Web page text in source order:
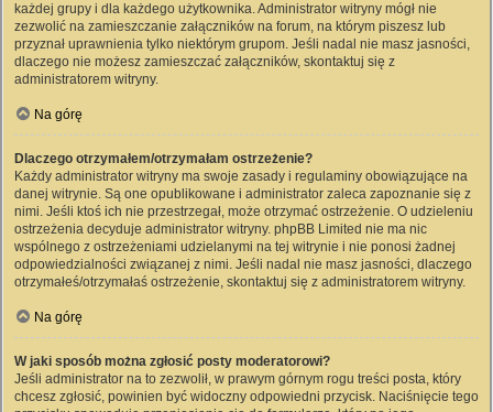
każdej grupy i dla każdego użytkownika. Administrator witryny mógł nie
zezwolić na zamieszczanie załączników na forum, na którym piszesz lub
przyznał uprawnienia tylko niektórym grupom. Jeśli nadal nie masz jasności,
dlaczego nie możesz zamieszczać załączników, skontaktuj się z
administratorem witryny.
Na górę
Dlaczego otrzymałem/otrzymałam ostrzeżenie?
Każdy administrator witryny ma swoje zasady i regulaminy obowiązujące na
danej witrynie. Są one opublikowane i administrator zaleca zapoznanie się z
nimi. Jeśli ktoś ich nie przestrzegał, może otrzymać ostrzeżenie. O udzieleniu
ostrzeżenia decyduje administrator witryny. phpBB Limited nie ma nic
wspólnego z ostrzeżeniami udzielanymi na tej witrynie i nie ponosi żadnej
odpowiedzialności związanej z nimi. Jeśli nadal nie masz jasności, dlaczego
otrzymałeś/otrzymałaś ostrzeżenie, skontaktuj się z administratorem witryny.
Na górę
W jaki sposób można zgłosić posty moderatorowi?
Jeśli administrator na to zezwolił, w prawym górnym rogu treści posta, który
chcesz zgłosić, powinien być widoczny odpowiedni przycisk. Naciśnięcie tego